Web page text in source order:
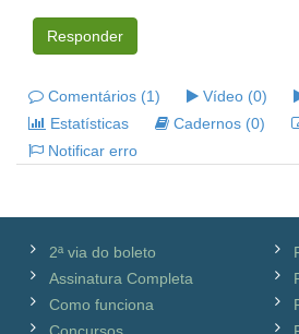
Responder
Comentários (1) Vídeo (0)
Estatísticas
Cadernos (0)
Notificar erro
2ª via do boleto
Assinatura Completa
Como funciona